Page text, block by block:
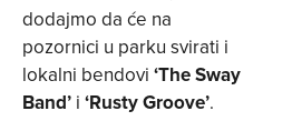
dodajmo da će na
pozornici u parku svirati i
lokalni bendovi ‘The Sway
Band’ i ‘Rusty Groove’.